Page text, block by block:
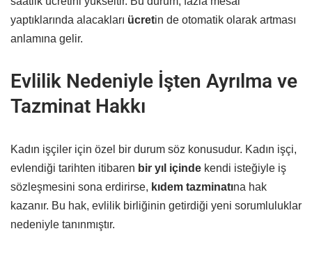
yaptıklarında alacakları ücretin de otomatik olarak artması
anlamına gelir.
Evlilik Nedeniyle İşten Ayrılma ve
Tazminat Hakkı
Kadın işçiler için özel bir durum söz konusudur. Kadın işçi,
evlendiği tarihten itibaren bir yıl içinde kendi isteğiyle iş
sözleşmesini sona erdirirse, kıdem tazminatına hak
kazanır. Bu hak, evlilik birliğinin getirdiği yeni sorumluluklar
nedeniyle tanınmıştır.